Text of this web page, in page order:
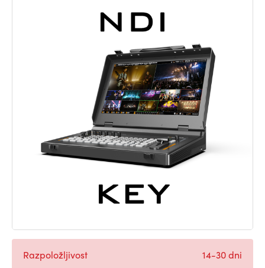
Razpoložljivost 14-30 dni